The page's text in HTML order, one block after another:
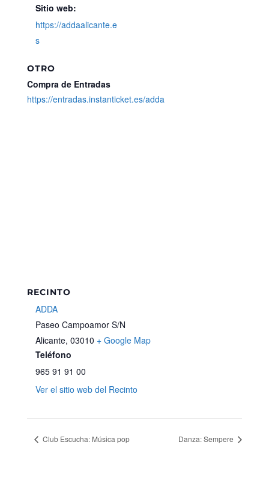
Sitio web:
https://addaalicante.e
s
OTRO
Compra de Entradas
https://entradas.instanticket.es/adda
RECINTO
ADDA
Paseo Campoamor S/N
Alicante, 03010 + Google Map
Teléfono
965 91 91 00
Ver el sitio web del Recinto
Club Escucha: Música pop Danza: Sempere